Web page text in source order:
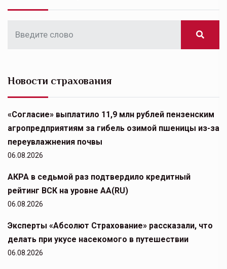
Новости страхования
«Согласие» выплатило 11,9 млн рублей пензенским
агропредприятиям за гибель озимой пшеницы из-за
переувлажнения почвы
06.08.2026
АКРА в седьмой раз подтвердило кредитный
рейтинг ВСК на уровне АА(RU)
06.08.2026
Эксперты «Абсолют Страхование» рассказали, что
делать при укусе насекомого в путешествии
06.08.2026